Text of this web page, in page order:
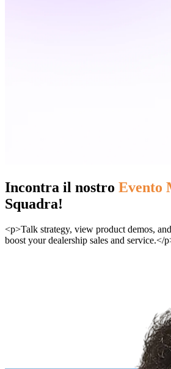
Incontra il nostro Evento
Squadra!
<p>Talk strategy, view product demos,
boost your dealership sales and service.</